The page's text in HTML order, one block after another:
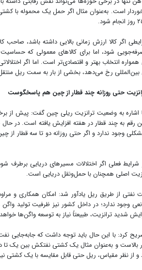
اگر کالا ارزش زمانی بالایی داشته باشد،
شود، اما برای کالاهای معمولی که حساسیت
انتخاب بهتر و اقتصادی‌تر است. اما اگر
رخ می‌دهد، بخشی از بار به سمت ریل
حتی روزانه چند قطار از چین هم پاسخگوست
به وضعیت ترانزیت ریلی چین گفت: پیش از
این رقم به چند قطار در هفته افزایش یافته است. در
وجود ندارد و اگر حتی روزانه دو تا سه قطار
شرایط فعلی اگر اختلالات مسیرهای دریایی برطرف
اصلی همچنان با حمل‌ونقل دریایی است.
نفتی از طریق ریل یادآور شد: امکان همکاری و
وجود ندارد؛ در داخل کشور نیز ظرفیت تولید
شدید ترانزیت، طبیعتاً نیاز به توسعه واگن‌ها
کرد: با این حال باید توجه داشت که
و به‌عنوان مثال یک کشتی نفتکش بین یک تا
از نظر مقیاس، ریل حتی قابل مقایسه با یک کشتی